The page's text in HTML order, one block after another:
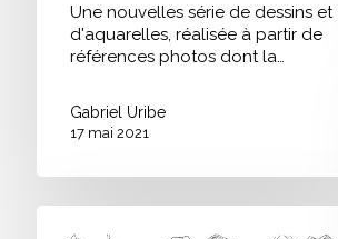
Une nouvelles série de dessins et
d'aquarelles, réalisée à partir de
références photos dont la…
Gabriel Uribe
17 mai 2021